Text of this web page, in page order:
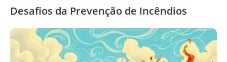
Desafios da Prevenção de Incêndios